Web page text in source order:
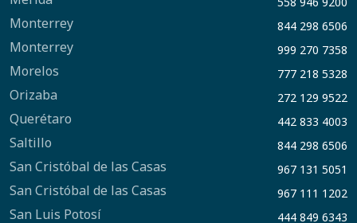
Monterrey 844 298 6506
Monterrey 999 270 7358
Morelos 777 218 5328
Orizaba 272 129 9522
Querétaro 442 833 4003
Saltillo 844 298 6506
San Cristóbal de las Casas 967 131 5051
San Cristóbal de las Casas 967 111 1202
San Luis Potosí 444 849 6343